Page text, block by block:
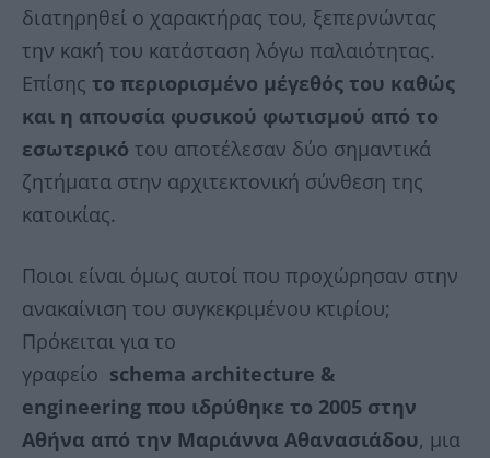
διατηρηθεί ο χαρακτήρας του, ξεπερνώντας
την κακή του κατάσταση λόγω παλαιότητας.
Επίσης το περιορισμένο μέγεθός του καθώς
και η απουσία φυσικού φωτισμού από το
εσωτερικό του αποτέλεσαν δύο σημαντικά
ζητήματα στην αρχιτεκτονική σύνθεση της
κατοικίας.
Ποιοι είναι όμως αυτοί που προχώρησαν στην
ανακαίνιση του συγκεκριμένου κτιρίου;
Πρόκειται για το
γραφείο schema architecture &
engineering που ιδρύθηκε το 2005 στην
Αθήνα από την Μαριάννα Αθανασιάδου, μια